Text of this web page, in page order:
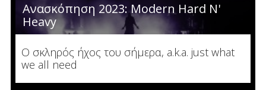
Ανασκόπηση 2023: Modern Hard N'
Heavy
Ο σκληρός ήχος του σήμερα, a.k.a. just what
we all need